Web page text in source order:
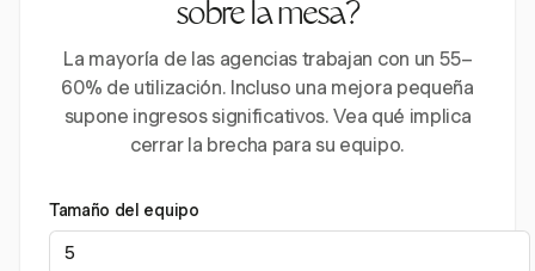
sobre la mesa?
La mayoría de las agencias trabajan con un 55–
60% de utilización. Incluso una mejora pequeña
supone ingresos significativos. Vea qué implica
cerrar la brecha para su equipo.
Tamaño del equipo